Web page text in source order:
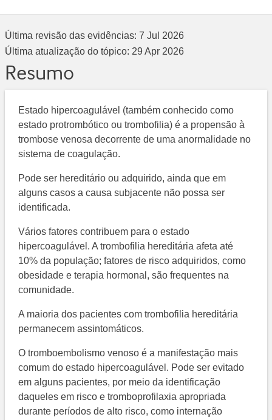
Última revisão das evidências: 7 Jul 2026
Última atualização do tópico: 29 Apr 2026
Resumo
Estado hipercoagulável (também conhecido como
estado protrombótico ou trombofilia) é a propensão à
trombose venosa decorrente de uma anormalidade no
sistema de coagulação.
Pode ser hereditário ou adquirido, ainda que em
alguns casos a causa subjacente não possa ser
identificada.
Vários fatores contribuem para o estado
hipercoagulável. A trombofilia hereditária afeta até
10% da população; fatores de risco adquiridos, como
obesidade e terapia hormonal, são frequentes na
comunidade.
A maioria dos pacientes com trombofilia hereditária
permanecem assintomáticos.
O tromboembolismo venoso é a manifestação mais
comum do estado hipercoagulável. Pode ser evitado
em alguns pacientes, por meio da identificação
daqueles em risco e tromboprofilaxia apropriada
durante períodos de alto risco, como internação